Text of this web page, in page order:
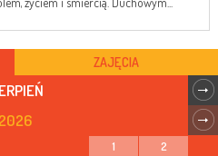
ZAJĘCIA
2026
1
2